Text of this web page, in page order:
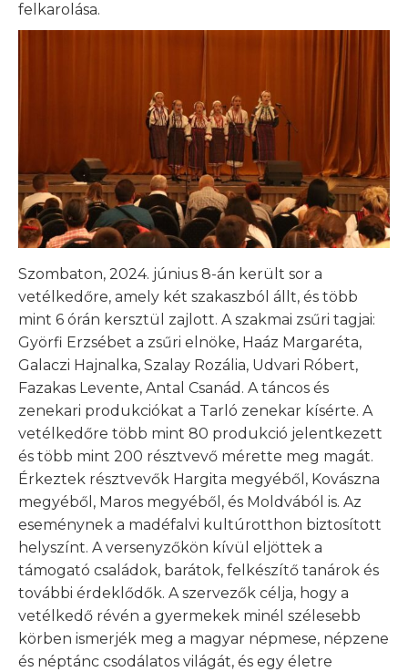
felkarolása.
Szombaton, 2024. június 8-án került sor a
vetélkedőre, amely két szakaszból állt, és több
mint 6 órán kersztül zajlott. A szakmai zsűri tagjai:
Györfi Erzsébet a zsűri elnöke, Haáz Margaréta,
Galaczi Hajnalka, Szalay Rozália, Udvari Róbert,
Fazakas Levente, Antal Csanád. A táncos és
zenekari produkciókat a Tarló zenekar kísérte. A
vetélkedőre több mint 80 produkció jelentkezett
és több mint 200 résztvevő mérette meg magát.
Érkeztek résztvevők Hargita megyéből, Kovászna
megyéből, Maros megyéből, és Moldvából is. Az
eseménynek a madéfalvi kultúrotthon biztosított
helyszínt. A versenyzőkön kívül eljöttek a
támogató családok, barátok, felkészítő tanárok és
további érdeklődők. A szervezők célja, hogy a
vetélkedő révén a gyermekek minél szélesebb
körben ismerjék meg a magyar népmese, népzene
és néptánc csodálatos világát, és egy életre